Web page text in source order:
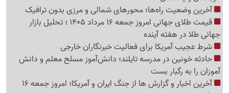
آخرین وضعیت راه‌ها؛ محورهای شمالی و مرزی بدون ترافیک
قیمت طلای جهانی امروز جمعه 16 مرداد 1405 ؛ تحلیل بازار
جهانی طلا در هفته آینده
شرط عجیب آمریکا برای فعالیت خبرنگاران خارجی
حادثه خونین در مدرسه تایلند؛ دانش‌آموز مسلح معلم و دانش
آموزان را به رگبار بست
آخرین اخبار و گزارش ها از جنگ ایران و آمریکا؛ امروز جمعه 16